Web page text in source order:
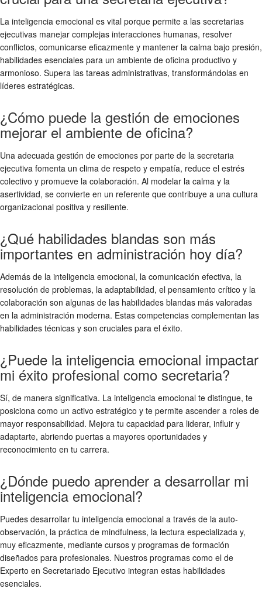
La inteligencia emocional es vital porque permite a las secretarias
ejecutivas manejar complejas interacciones humanas, resolver
conflictos, comunicarse eficazmente y mantener la calma bajo presión,
habilidades esenciales para un ambiente de oficina productivo y
armonioso. Supera las tareas administrativas, transformándolas en
líderes estratégicas.
¿Cómo puede la gestión de emociones
mejorar el ambiente de oficina?
Una adecuada gestión de emociones por parte de la secretaria
ejecutiva fomenta un clima de respeto y empatía, reduce el estrés
colectivo y promueve la colaboración. Al modelar la calma y la
asertividad, se convierte en un referente que contribuye a una cultura
organizacional positiva y resiliente.
¿Qué habilidades blandas son más
importantes en administración hoy día?
Además de la inteligencia emocional, la comunicación efectiva, la
resolución de problemas, la adaptabilidad, el pensamiento crítico y la
colaboración son algunas de las habilidades blandas más valoradas
en la administración moderna. Estas competencias complementan las
habilidades técnicas y son cruciales para el éxito.
¿Puede la inteligencia emocional impactar
mi éxito profesional como secretaria?
Sí, de manera significativa. La inteligencia emocional te distingue, te
posiciona como un activo estratégico y te permite ascender a roles de
mayor responsabilidad. Mejora tu capacidad para liderar, influir y
adaptarte, abriendo puertas a mayores oportunidades y
reconocimiento en tu carrera.
¿Dónde puedo aprender a desarrollar mi
inteligencia emocional?
Puedes desarrollar tu inteligencia emocional a través de la auto-
observación, la práctica de mindfulness, la lectura especializada y,
muy eficazmente, mediante cursos y programas de formación
diseñados para profesionales. Nuestros programas como el de
Experto en Secretariado Ejecutivo integran estas habilidades
esenciales.